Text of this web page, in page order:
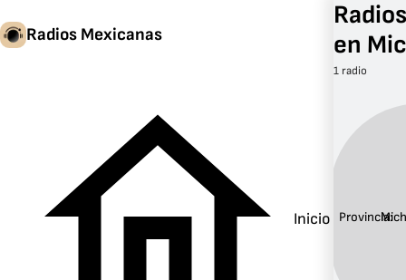
Radios Mexicanas
Inicio
en
1 radio
Provincia: